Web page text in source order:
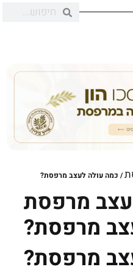
/ כמה עולה לעצב מרפסת?
מרפסת?
מרפסת?